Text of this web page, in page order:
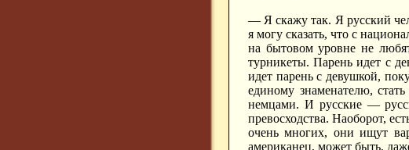
— Я скажу так. Я русский
я могу сказать, что с
на бытовом уровне не
турникеты. Парень идет с
идет парень с девушкой,
единому знаменателю,
немцами. И русские —
превосходства. Наоборот,
очень многих, они ищут
американец, может быть,